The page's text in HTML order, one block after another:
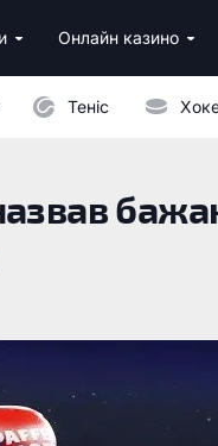
Онлайн казино
Теніс